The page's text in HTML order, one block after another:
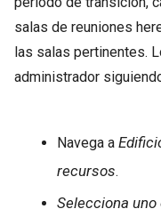
salas de reuniones
las salas pertinentes.
administrador
Navega a
recursos.
Selecciona